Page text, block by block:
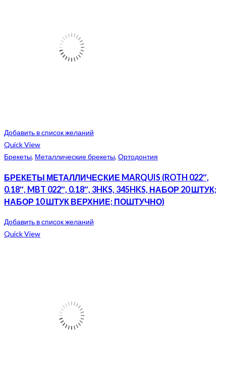
Добавить в список желаний
Quick View
Брекеты, Металлические брекеты, Ортодонтия
БРЕКЕТЫ МЕТАЛЛИЧЕСКИЕ MARQUIS (ROTH 022″,
0.18″, MBT 022″, 0.18″, 3HKS, 345HKS, НАБОР 20 ШТУК;
НАБОР 10 ШТУК ВЕРХНИЕ; ПОШТУЧНО)
Добавить в список желаний
Quick View